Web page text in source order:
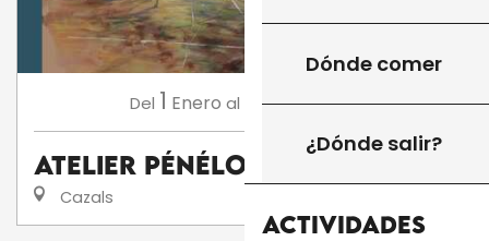
Dónde comer
¿Dónde salir?
Actividades
Del 1 Enero al 31Diciembre
Atelier Pénélope Milner
Cazals